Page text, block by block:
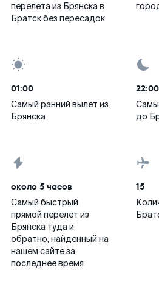
перелета из Брянска в
Братск без пересадок
01:00
Самый ранний вылет из
Брянска
22:00
до
около 5 часов
Самый быстрый
прямой перелет из
Брянска туда и
обратно, найденный на
нашем сайте за
последнее время
15